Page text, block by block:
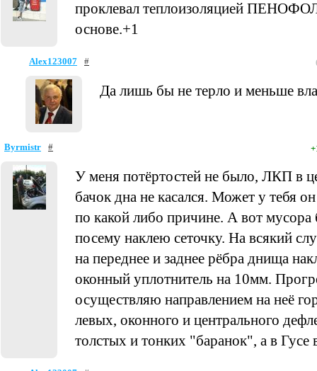
проклевал теплоизоляцией
основе.+1
Alex123007 #
Да лишь бы не терло и меньше
Byrmistr #
У меня потёртостей не было, ЛКП в
бачок дна не касался. Может у тебя
по какой либо причине. А вот мусора
посему наклею сеточку. На всякий
на переднее и заднее рёбра днища
оконный уплотнитель на 10мм.
осуществляю направлением на неё
левых, оконного и центрального
толстых и тонких "баранок", а в Гусе